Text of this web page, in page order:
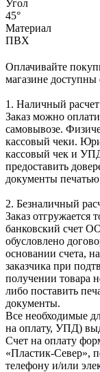
Угол
45°
Материал
ПВХ
Оплачивайте
магазине
1. Наличный расчет
Заказ можно
самовывозе.
кассовый чеки.
кассовый чек и
предоставить
документы
2. Безналичный
Заказ отгружается
банковский счет
обусловлено
основании счета,
заказчика при
получении товара
либо поставить
документы.
Все необходимые
на оплату, УПД)
Счет на оплату
«Пластик-Север»,
телефону и/или